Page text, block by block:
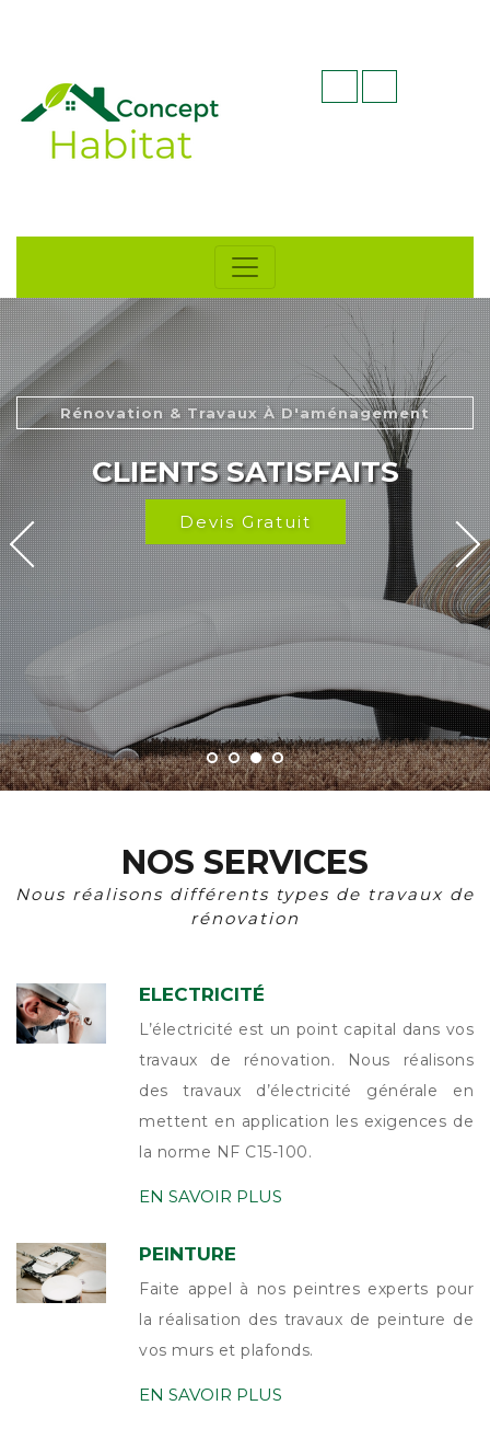
Rénovation & Travaux À D'aménagement
CLIENTS SATISFAITS
Devis Gratuit
NOS SERVICES
Nous réalisons différents types de travaux de
rénovation
ELECTRICITÉ
L’électricité est un point capital dans vos
travaux de rénovation. Nous réalisons
des travaux d’électricité générale en
mettent en application les exigences de
la norme NF C15-100.
EN SAVOIR PLUS
PEINTURE
Faite appel à nos peintres experts pour
la réalisation des travaux de peinture de
vos murs et plafonds.
EN SAVOIR PLUS